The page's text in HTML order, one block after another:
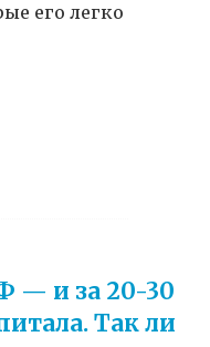
его легко
— и за 20-30
Так ли